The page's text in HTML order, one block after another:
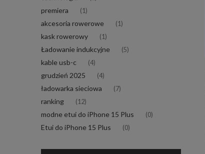
premiera (1)
akcesoria rowerowe (1)
kask rowerowy (1)
Ładowanie indukcyjne (5)
kable usb-c (4)
grudzień 2025 (4)
ładowarka sieciowa (7)
ranking (12)
modne etui do iPhone 15 Plus (0)
Etui do iPhone 15 Plus (0)